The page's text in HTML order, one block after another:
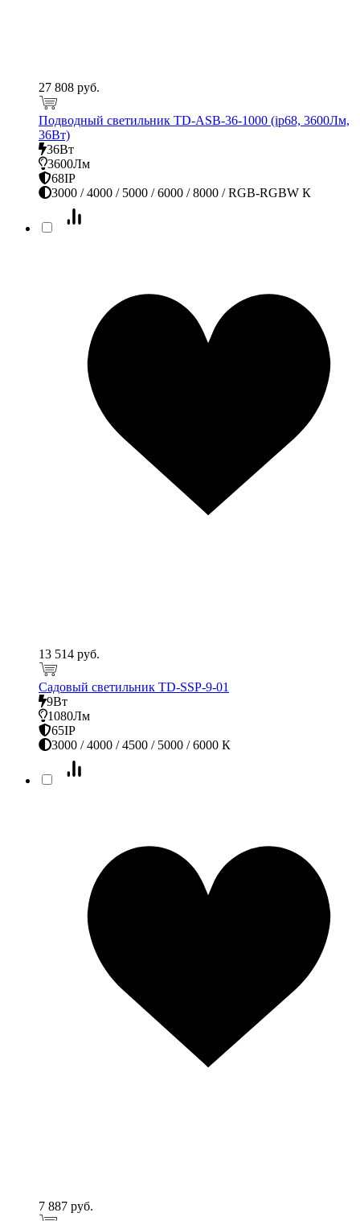
27 808 руб.
Подводный светильник TD-ASB-36-1000 (ip68, 3600Лм,
36Вт)
36Вт
3600Лм
68IP
3000 / 4000 / 5000 / 6000 / 8000 / RGB-RGBW К
13 514 руб.
Садовый светильник TD-SSP-9-01
9Вт
1080Лм
65IP
3000 / 4000 / 4500 / 5000 / 6000 К
7 887 руб.